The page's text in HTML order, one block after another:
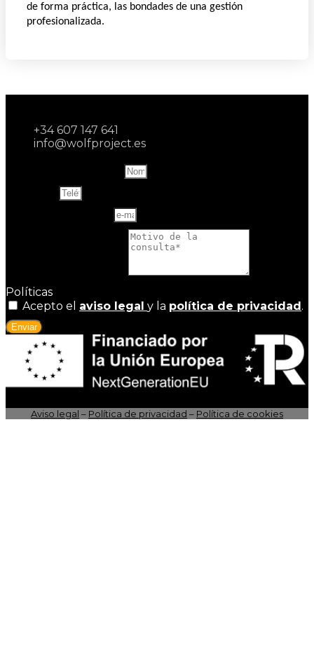
de forma práctica, las bondades de una gestión
profesionalizada.
+34 607 147 641
info@wolfproject.es
Políticas
Acepto el aviso legal y la política de privacidad.
Enviar
Aviso legal – Política de privacidad – Política de cookies